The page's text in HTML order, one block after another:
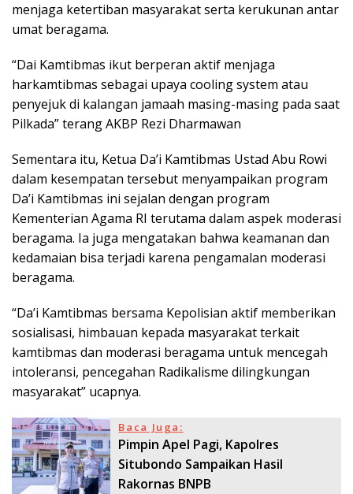
menjaga ketertiban masyarakat serta kerukunan antar
umat beragama.
“Dai Kamtibmas ikut berperan aktif menjaga
harkamtibmas sebagai upaya cooling system atau
penyejuk di kalangan jamaah masing-masing pada saat
Pilkada” terang AKBP Rezi Dharmawan
Sementara itu, Ketua Da’i Kamtibmas Ustad Abu Rowi
dalam kesempatan tersebut menyampaikan program
Da’i Kamtibmas ini sejalan dengan program
Kementerian Agama RI terutama dalam aspek moderasi
beragama. Ia juga mengatakan bahwa keamanan dan
kedamaian bisa terjadi karena pengamalan moderasi
beragama.
“Da’i Kamtibmas bersama Kepolisian aktif memberikan
sosialisasi, himbauan kepada masyarakat terkait
kamtibmas dan moderasi beragama untuk mencegah
intoleransi, pencegahan Radikalisme dilingkungan
masyarakat” ucapnya.
Baca Juga:
Pimpin Apel Pagi, Kapolres
Situbondo Sampaikan Hasil
Rakornas BNPB